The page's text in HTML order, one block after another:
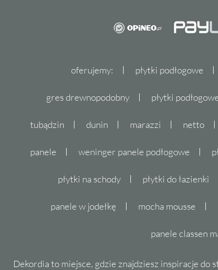
oferujemy: płytki podłogowe
gres drewnopodobny płytki
tubądzin dunin marazzi netto
panele weninger panele podłogowe
płytki na schody płytki do łazienki
panele w jodełkę mocha mousse
panele classen
Dekordia to miejsce, gdzie znajdziesz inspiracje do